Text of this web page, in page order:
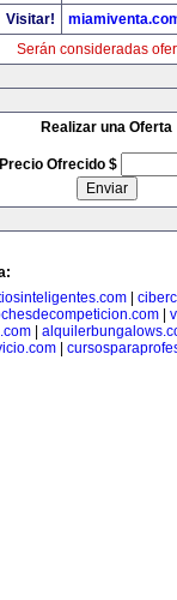
Visitar!
Serán consideradas
Realizar una Oferta
Precio Ofrecido $
|
|